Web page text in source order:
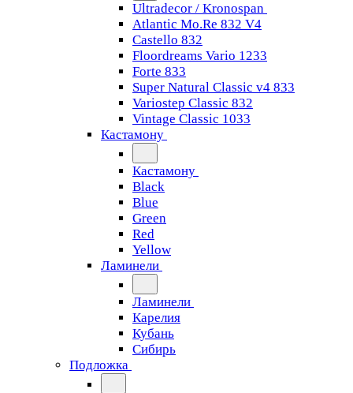
Ultradecor / Kronospan
Atlantic Mo.Re 832 V4
Castello 832
Floordreams Vario 1233
Forte 833
Super Natural Classic v4 833
Variostep Classic 832
Vintage Classic 1033
Кастамону
Кастамону
Black
Blue
Green
Red
Yellow
Ламинели
Ламинели
Карелия
Кубань
Сибирь
Подложка